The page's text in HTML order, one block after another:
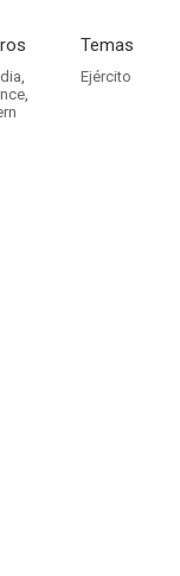
,
,
Temas
Ejército